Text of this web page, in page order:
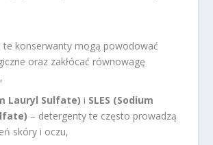
te konserwanty mogą powodować
oraz zakłócać równowagę
Lauryl Sulfate) i SLES (Sodium
– detergenty te często prowadzą
skóry i oczu,